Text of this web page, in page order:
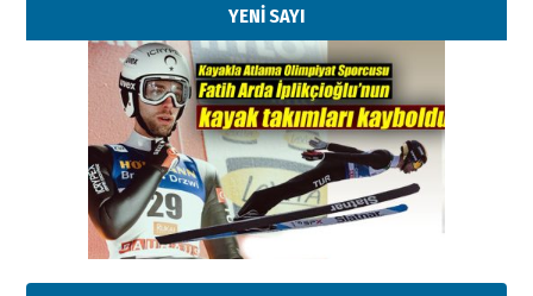
YENİ SAYI
Kenan GÜLERCİ
Metin Külünk: Aileyi Korumak
Geleceği Korumaktır